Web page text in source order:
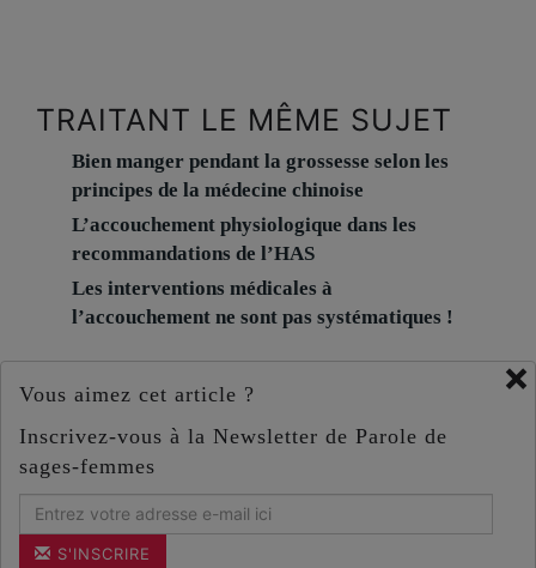
TRAITANT LE MÊME SUJET
Bien manger pendant la grossesse selon les
principes de la médecine chinoise
L’accouchement physiologique dans les
recommandations de l’HAS
Les interventions médicales à
l’accouchement ne sont pas systématiques !
×
Vous aimez cet article ?
Inscrivez-vous à la Newsletter de Parole de
sages-femmes
S'INSCRIRE